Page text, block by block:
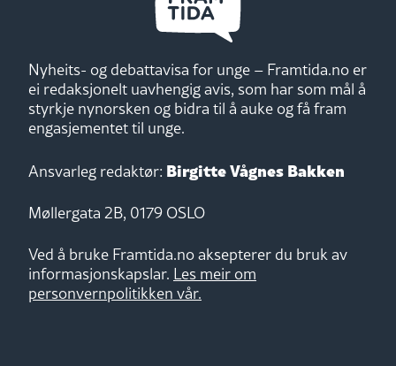
Nyheits- og debattavisa for unge – Framtida.no er
ei redaksjonelt uavhengig avis, som har som mål å
styrkje nynorsken og bidra til å auke og få fram
engasjementet til unge.
Ansvarleg redaktør: Birgitte Vågnes Bakken
Møllergata 2B, 0179 OSLO
Ved å bruke Framtida.no aksepterer du bruk av
informasjonskapslar. Les meir om
personvernpolitikken vår.